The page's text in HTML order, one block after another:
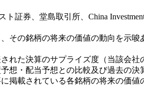
券、堂島取引所、China Investment
その銘柄の将来の価値の動向を示
れた決算のサプライズ度（当該会
想・配当予想との比較及び過去の
掲載されている各銘柄の将来の価